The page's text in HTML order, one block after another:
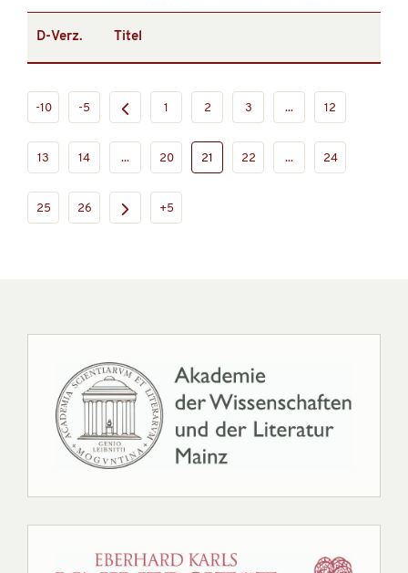
D-Verz. Titel
-10 -5 1 2 3 ... 12
13 14 ... 20 21 22 ... 24
25 26 +5